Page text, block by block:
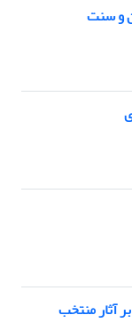
و سنت
آثار منتخب